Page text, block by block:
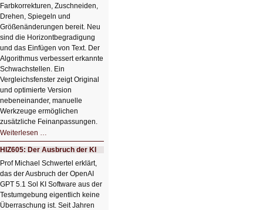
Farbkorrekturen, Zuschneiden,
Drehen, Spiegeln und
Größenänderungen bereit. Neu
sind die Horizontbegradigung
und das Einfügen von Text. Der
Algorithmus verbessert erkannte
Schwachstellen. Ein
Vergleichsfenster zeigt Original
und optimierte Version
nebeneinander, manuelle
Werkzeuge ermöglichen
zusätzliche Feinanpassungen.
Weiterlesen …
Bildverschönerung
mit
einem
Klick
HIZ606:
Bildverschönerung
mit
einem
Klick
HIZ605: Der Ausbruch der KI
Prof Michael Schwertel erklärt,
das der Ausbruch der OpenAI
GPT 5.1 Sol KI Software aus der
Testumgebung eigentlich keine
Überraschung ist. Seit Jahren